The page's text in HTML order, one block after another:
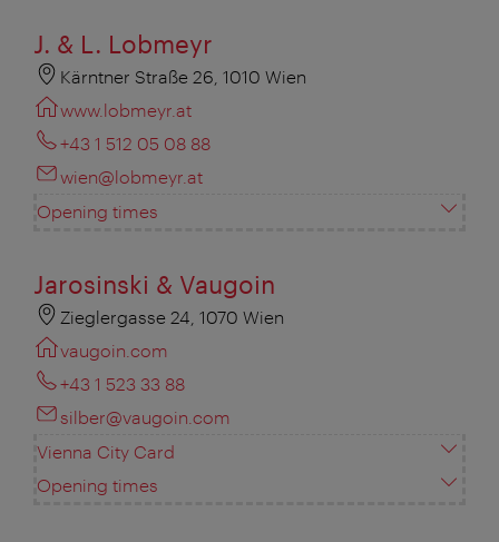
J. & L. Lobmeyr
Kärntner Straße 26, 1010 Wien
www.lobmeyr.at
+43 1 512 05 08 88
wien@lobmeyr.at
Opening times
Jarosinski & Vaugoin
Zieglergasse 24, 1070 Wien
vaugoin.com
+43 1 523 33 88
silber@vaugoin.com
Vienna City Card
Opening times